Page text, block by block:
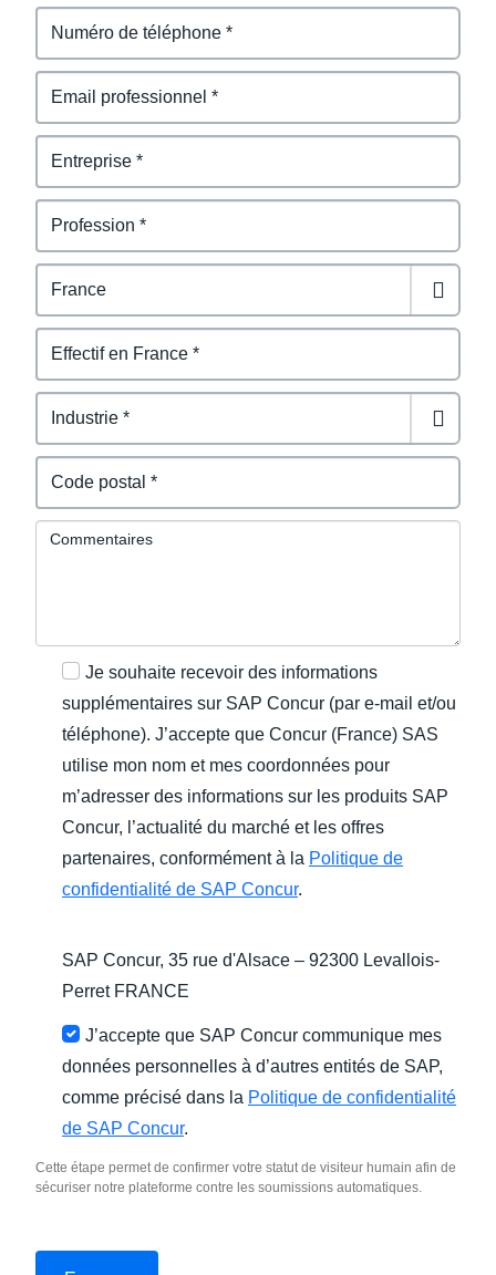
Commentaires
Je souhaite recevoir des informations
supplémentaires sur SAP Concur (par e-mail et/ou
téléphone). J’accepte que Concur (France) SAS
utilise mon nom et mes coordonnées pour
m’adresser des informations sur les produits SAP
Concur, l’actualité du marché et les offres
partenaires, conformément à la Politique de
confidentialité de SAP Concur.
SAP Concur, 35 rue d'Alsace – 92300 Levallois-
Perret FRANCE
J’accepte que SAP Concur communique mes
données personnelles à d’autres entités de SAP,
comme précisé dans la Politique de confidentialité
de SAP Concur.
Cette étape permet de confirmer votre statut de visiteur humain afin de
sécuriser notre plateforme contre les soumissions automatiques.